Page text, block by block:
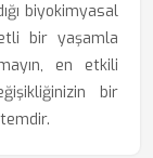
biyokimyasal
bir yaşamla
en etkili
bir